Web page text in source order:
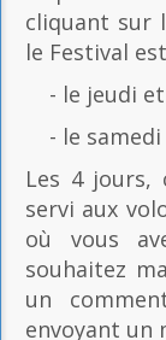
cliquant sur
le Festival
- le jeudi et
- le samedi
Les 4 jours,
servi aux
où vous
souhaitez
un
envoyant un